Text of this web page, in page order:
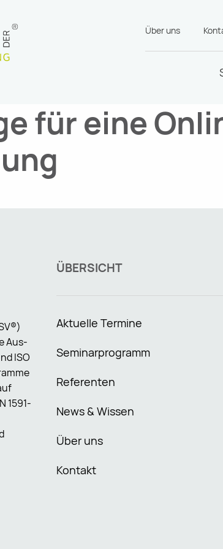
Über uns
für eine
Aus-
ISO
1591-
ÜBERSICHT
Aktuelle Termine
Seminarprogramm
Referenten
News & Wissen
Über uns
Kontakt